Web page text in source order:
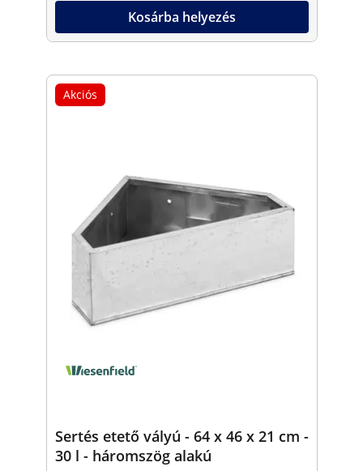
Kosárba helyezés
Akciós
Sertés etető vályú - 64 x 46 x 21 cm -
30 l - háromszög alakú